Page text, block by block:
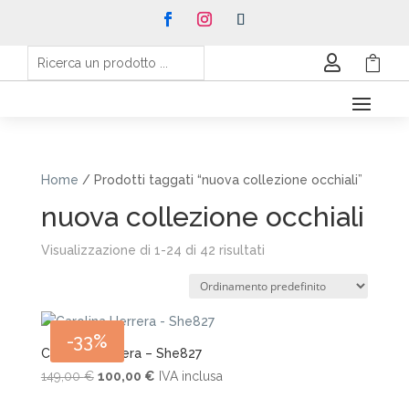
 
Home / Prodotti taggati “nuova collezione occhiali”
nuova collezione occhiali
Visualizzazione di 1-24 di 42 risultati
-33%
Carolina Herrera – She827
149,00€ Il
100,00 €IlIVA inclusa